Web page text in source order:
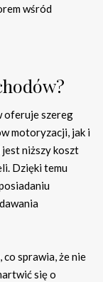
wśród
oferuje szereg
motoryzacji, jak i
jest niższy koszt
Dzięki temu
, co sprawia, że nie
się o